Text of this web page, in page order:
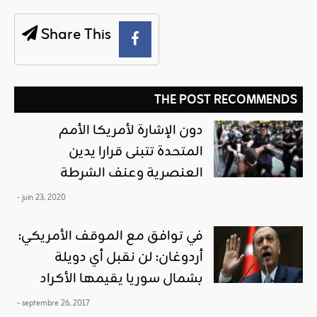
Share This
THE POST RECOMMENDS
دون الإشارة لأمريكا الأمم
المتحدة تتبنى قرارا يدين
العنصرية وعنف الشرطة
- juin 23, 2020
في توافق مع الموقف الأمريكي:
أردوغان: لن نقبل أي دويلة
بشمال سوريا يقيمها الأكراد
- septembre 26, 2017